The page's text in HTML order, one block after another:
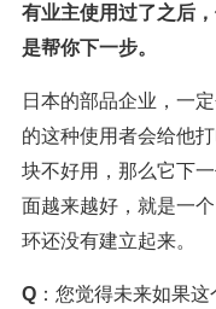
有业主使用过了之后
是帮你下一步。
日本的部品企业，一
的这种使用者会给他
块不好用，那么它下
面越来越好，就是一
环还没有建立起来。
Q：您觉得未来如果